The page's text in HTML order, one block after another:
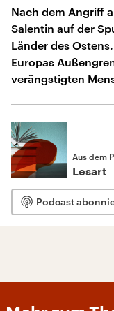
Nach dem Angriff
Salentin auf der
Länder des
Europas
verängstigten
Aus dem
Lesart
Podcast